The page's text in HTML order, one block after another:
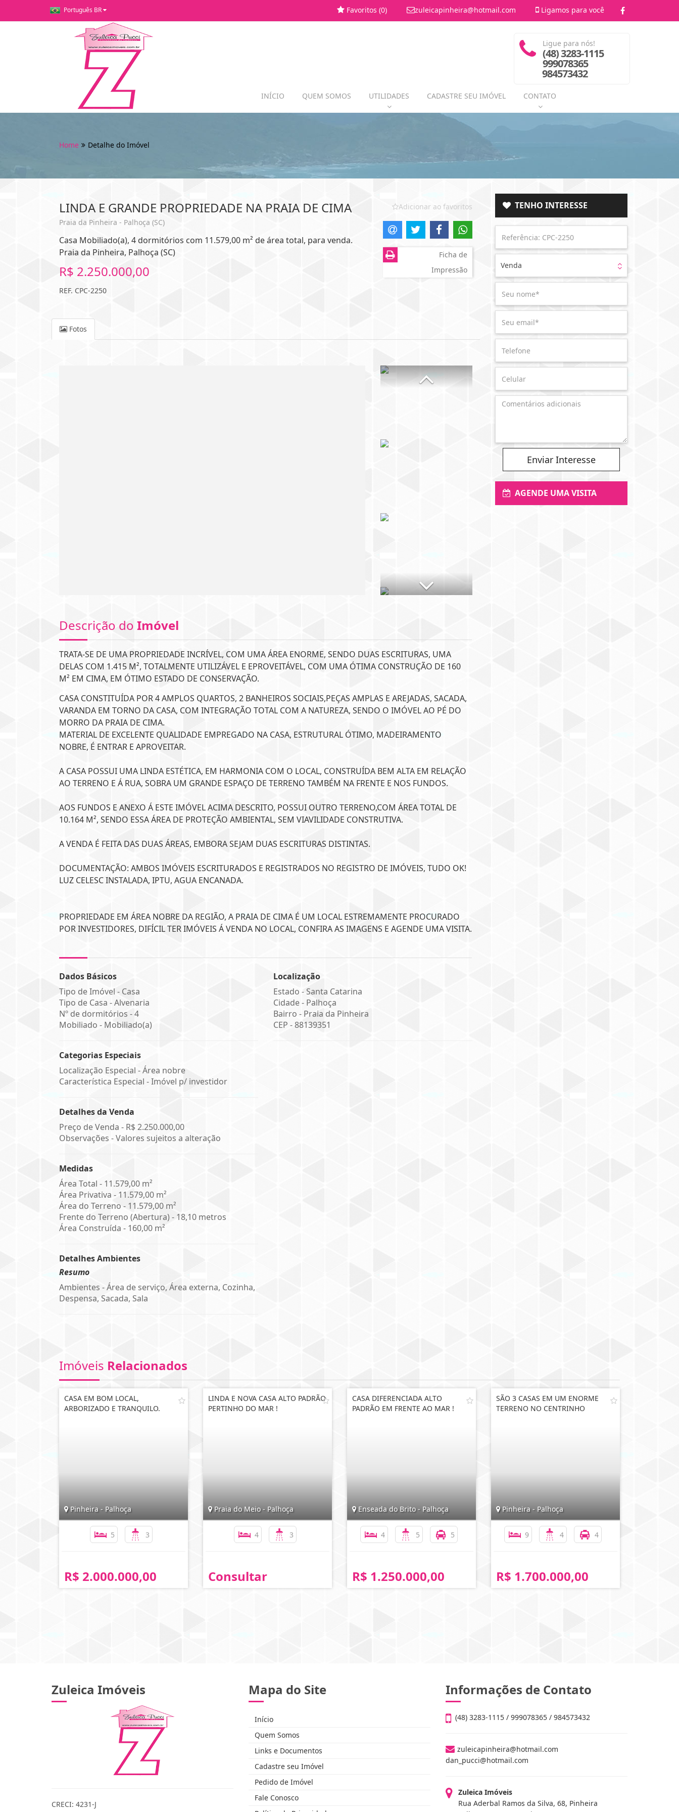
Português BR Ligamos para você
zuleicapinheira@hotmail.com
Favoritos (0)
INÍCIO QUEM SOMOS UTILIDADES CADASTRE SEU IMÓVEL CONTATO
Ligue para nós!
(48) 3283-1115
999078365
984573432
Home Detalhe do Imóvel
LINDA E GRANDE PROPRIEDADE NA PRAIA DE CIMA
Praia da Pinheira - Palhoça (SC)
Casa Mobiliado(a), 4 dormitórios com 11.579,00 m² de área total, para venda.
Praia da Pinheira, Palhoça (SC)
R$ 2.250.000,00
REF. CPC-2250
Adicionar ao favoritos
Ficha de
Impressão
Fotos
Descrição do Imóvel
TRATA-SE DE UMA PROPRIEDADE INCRÍVEL, COM UMA ÁREA ENORME, SENDO DUAS ESCRITURAS, UMA
DELAS COM 1.415 M², TOTALMENTE UTILIZÁVEL E EPROVEITÁVEL, COM UMA ÓTIMA CONSTRUÇÃO DE 160
M² EM CIMA, EM ÓTIMO ESTADO DE CONSERVAÇÃO.
CASA CONSTITUÍDA POR 4 AMPLOS QUARTOS, 2 BANHEIROS SOCIAIS,PEÇAS AMPLAS E AREJADAS, SACADA,
VARANDA EM TORNO DA CASA, COM INTEGRAÇÃO TOTAL COM A NATUREZA, SENDO O IMÓVEL AO PÉ DO
MORRO DA PRAIA DE CIMA.
MATERIAL DE EXCELENTE QUALIDADE EMPREGADO NA CASA, ESTRUTURAL ÓTIMO, MADEIRAMENTO
NOBRE, É ENTRAR E APROVEITAR.
A CASA POSSUI UMA LINDA ESTÉTICA, EM HARMONIA COM O LOCAL, CONSTRUÍDA BEM ALTA EM RELAÇÃO
AO TERRENO E Á RUA, SOBRA UM GRANDE ESPAÇO DE TERRENO TAMBÉM NA FRENTE E NOS FUNDOS.
AOS FUNDOS E ANEXO Á ESTE IMÓVEL ACIMA DESCRITO, POSSUI OUTRO TERRENO,COM ÁREA TOTAL DE
10.164 M², SENDO ESSA ÁREA DE PROTEÇÃO AMBIENTAL, SEM VIAVILIDADE CONSTRUTIVA.
A VENDA É FEITA DAS DUAS ÁREAS, EMBORA SEJAM DUAS ESCRITURAS DISTINTAS.
DOCUMENTAÇÃO: AMBOS IMÓVEIS ESCRITURADOS E REGISTRADOS NO REGISTRO DE IMÓVEIS, TUDO OK!
LUZ CELESC INSTALADA, IPTU, AGUA ENCANADA.
PROPRIEDADE EM ÁREA NOBRE DA REGIÃO, A PRAIA DE CIMA É UM LOCAL ESTREMAMENTE PROCURADO
POR INVESTIDORES, DIFÍCIL TER IMÓVEIS Á VENDA NO LOCAL, CONFIRA AS IMAGENS E AGENDE UMA VISITA.
Dados Básicos
Tipo de Imóvel - Casa
Tipo de Casa - Alvenaria
Nº de dormitórios - 4
Mobiliado - Mobiliado(a)
Categorias Especiais
Localização Especial - Área nobre
Característica Especial - Imóvel p/ investidor
Detalhes da Venda
Preço de Venda - R$ 2.250.000,00
Observações - Valores sujeitos a alteração
Medidas
Área Total - 11.579,00 m²
Área Privativa - 11.579,00 m²
Área do Terreno - 11.579,00 m²
Frente do Terreno (Abertura) - 18,10 metros
Área Construída - 160,00 m²
Detalhes Ambientes
Resumo
Ambientes - Área de serviço, Área externa, Cozinha,
Despensa, Sacada, Sala
Localização
Estado - Santa Catarina
Cidade - Palhoça
Bairro - Praia da Pinheira
CEP -88139351
TENHO INTERESSE
Venda
Enviar Interesse
AGENDE UMA VISITA
Imóveis Relacionados
CASA EM BOM LOCAL,
ARBORIZADO E TRANQUILO.
Pinheira - Palhoça
5 3
R$ 2.000.000,00
LINDA E NOVA CASA ALTO PADRÃO
PERTINHO DO MAR !
Praia do Meio - Palhoça
4 3
Consultar
CASA DIFERENCIADA ALTO
PADRÃO EM FRENTE AO MAR !
Enseada do Brito - Palhoça
4 5 5
R$ 1.250.000,00
SÃO 3 CASAS EM UM ENORME
TERRENO NO CENTRINHO
Pinheira - Palhoça
9 4 4
R$ 1.700.000,00
Zuleica Imóveis
CRECI: 4231-J
Mapa do Site
Início
Quem Somos
Links e Documentos
Cadastre seu Imóvel
Pedido de Imóvel
Fale Conosco
Informações de Contato
(48) 3283-1115 / 999078365 / 984573432
zuleicapinheira@hotmail.com
dan_pucci@hotmail.com
Zuleica Imóveis
Rua Aderbal Ramos da Silva, 68, Pinheira